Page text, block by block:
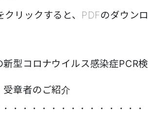
リックすると、PDFのダウン
新型コロナウイルス感染症PCR
受章者のご紹介
・・・・・・・・・・・・・・